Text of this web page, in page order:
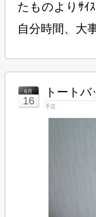
たものよりｻｲ
自分時間、大
6月
16
トートバ
手芸